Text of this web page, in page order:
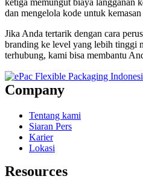
ketiga memungut biaya langganan
dan mengelola kode untuk
Jika Anda tertarik dengan cara
branding ke level yang lebih tinggi
terhubung, kami bisa membantu
Company
Tentang kami
Siaran Pers
Karier
Lokasi
Resources